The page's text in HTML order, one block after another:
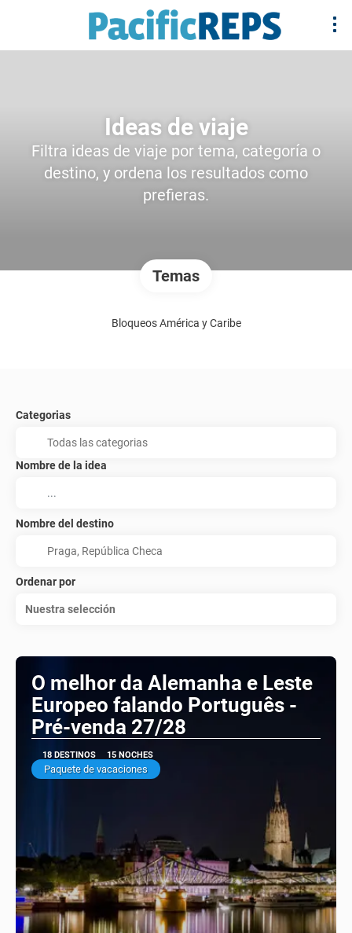
Ideas de viaje
Filtra ideas de viaje por tema, categoría o
destino, y ordena los resultados como
prefieras.
Temas
Bloqueos América y Caribe
Categorias
Nombre de la idea
Nombre del destino
Ordenar por
Nuestra selección
O melhor da Alemanha e Leste
Europeo falando Português -
Pré-venda 27/28
18 DESTINOS 15 NOCHES
Paquete de vacaciones